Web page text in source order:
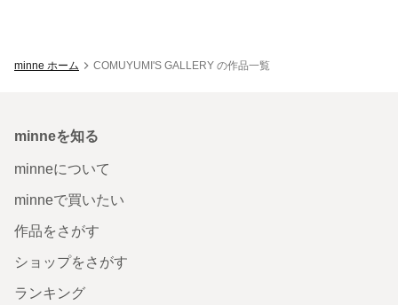
minne ホーム COMUYUMI'S GALLERY の作品一覧
minneを知る
minneについて
minneで買いたい
作品をさがす
ショップをさがす
ランキング